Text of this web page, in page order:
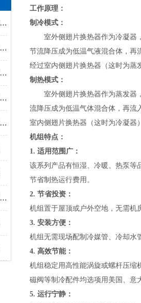
制冷系统温度及非正常情况下的分析原因
如何有效利用恒温恒湿器来保护实验样品的稳定性？
工业除湿空调行业细分后的大市场你了解吗
瑞典阿法拉伐收购瑞典除湿器生产商蒙特
你所需要知道的关于环保型恒温恒湿机的事
湿膜汽化工业加湿机的产品特点及工作原理
工作原理：
制冷模式：
室外侧翅片换热器作为冷凝器，
节流降压成为低温气液混合体，再
经过室内侧翅片换热器（这时为蒸
制热模式：
室外侧翅片换热器作为蒸发器，
流降压成为低温气体混合体，再流
室内侧翅片换热器（这时为冷凝器
机组特点：
1. 适用范围广：
该系列产品有恒湿、冷暖、热泵等
节省制热运行费用。
2. 节省投资：
机组置于屋顶或户外空地，无需机
3. 安装方便：
机组无需现场配制冷媒管、冷却水
4. 高效节能：
机组稳定用高性能涡旋或螺杆压缩
磁阀等制冷配件均选项用美国、意
5. 运行宁静：